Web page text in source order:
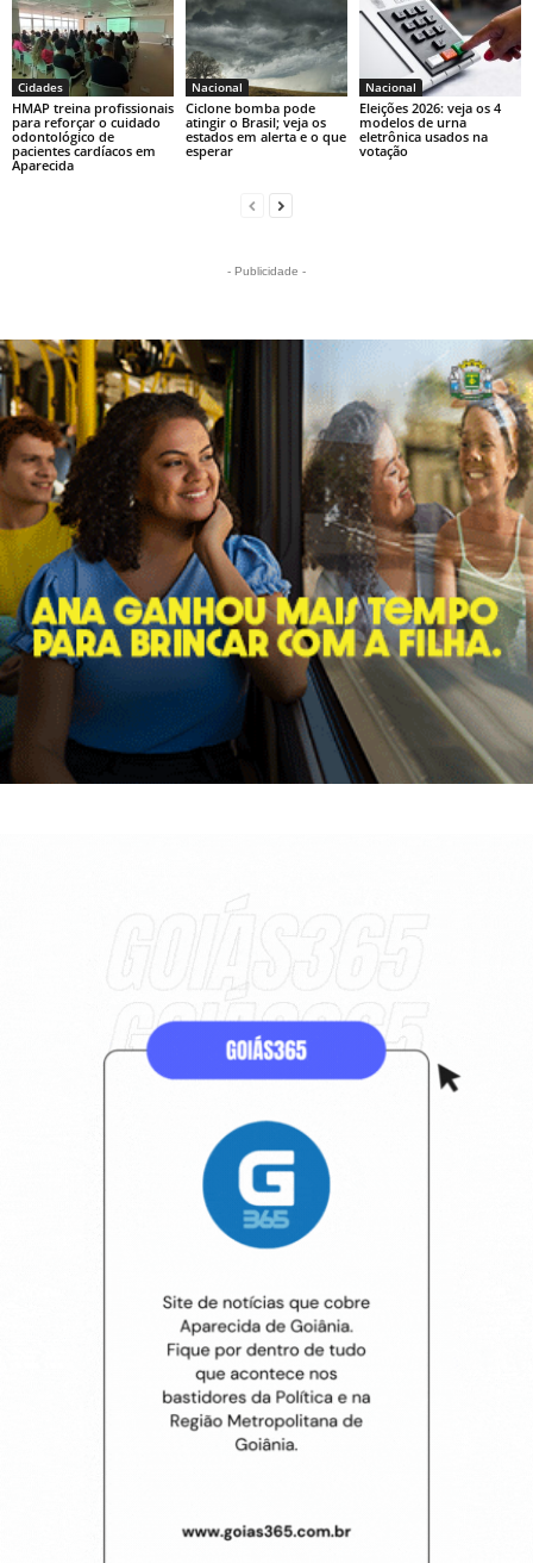
Cidades
HMAP treina profissionais
para reforçar o cuidado
odontológico de
pacientes cardíacos em
Aparecida
Nacional
Ciclone bomba pode
atingir o Brasil; veja os
estados em alerta e o que
esperar
Nacional
Eleições 2026: veja os 4
modelos de urna
eletrônica usados na
votação
- Publicidade -